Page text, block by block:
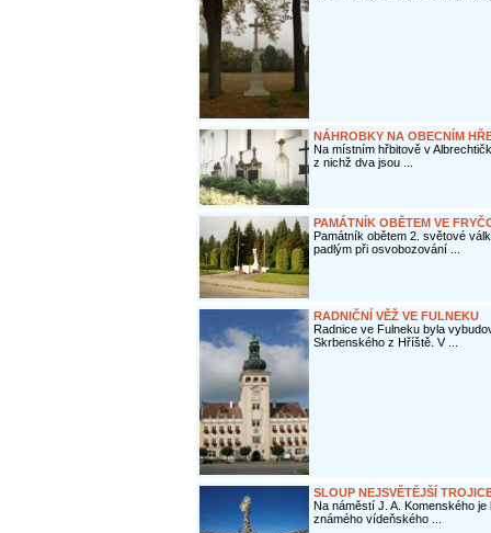
NÁHROBKY NA OBECNÍM
Na místním hřbitově v
z nichž dva jsou ...
PAMÁTNÍK OBĚTEM VE
Památník obětem 2. světové
padlým při osvobozování ...
RADNIČNÍ VĚŽ VE FULNEKU
Radnice ve Fulneku byla
Skrbenského z Hříště. V ...
SLOUP NEJSVĚTĚJŠÍ
Na náměstí J. A. Komenského
známého vídeňského ...